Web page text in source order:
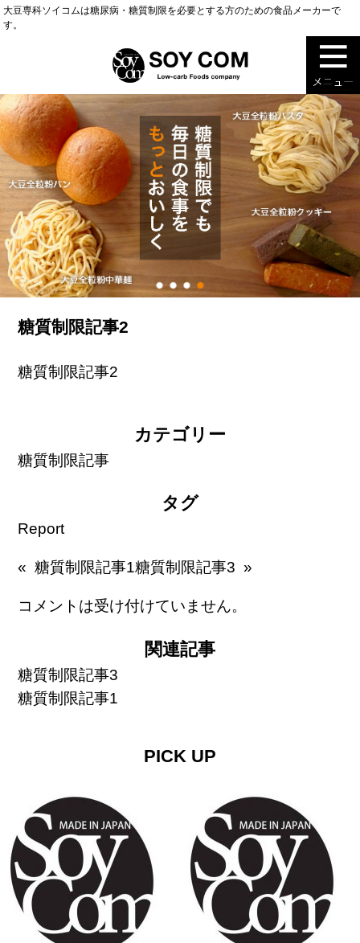
大豆専科ソイコムは糖尿病・糖質制限を必要とする方のための食品メーカーで
す。
糖質制限記事2
糖質制限記事2
カテゴリー
糖質制限記事
タグ
Report
« 糖質制限記事1糖質制限記事3 »
コメントは受け付けていません。
関連記事
糖質制限記事3
糖質制限記事1
PICK UP